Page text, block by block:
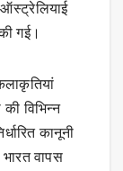
गई।
विभिन्न
कानूनी
वापस